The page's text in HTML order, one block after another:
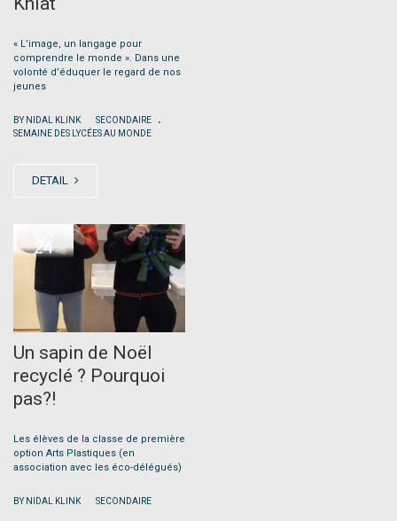
« L’image, un langage pour
comprendre le monde ». Dans une
volonté d’éduquer le regard de nos
jeunes
BY NIDAL KLINK SECONDAIRE .
SEMAINE DES LYCÉES AU MONDE
DETAIL
24
Un sapin de Noël
recyclé ? Pourquoi
pas?!
Les élèves de la classe de première
option Arts Plastiques (en
association avec les éco-délégués)
BY NIDAL KLINK SECONDAIRE